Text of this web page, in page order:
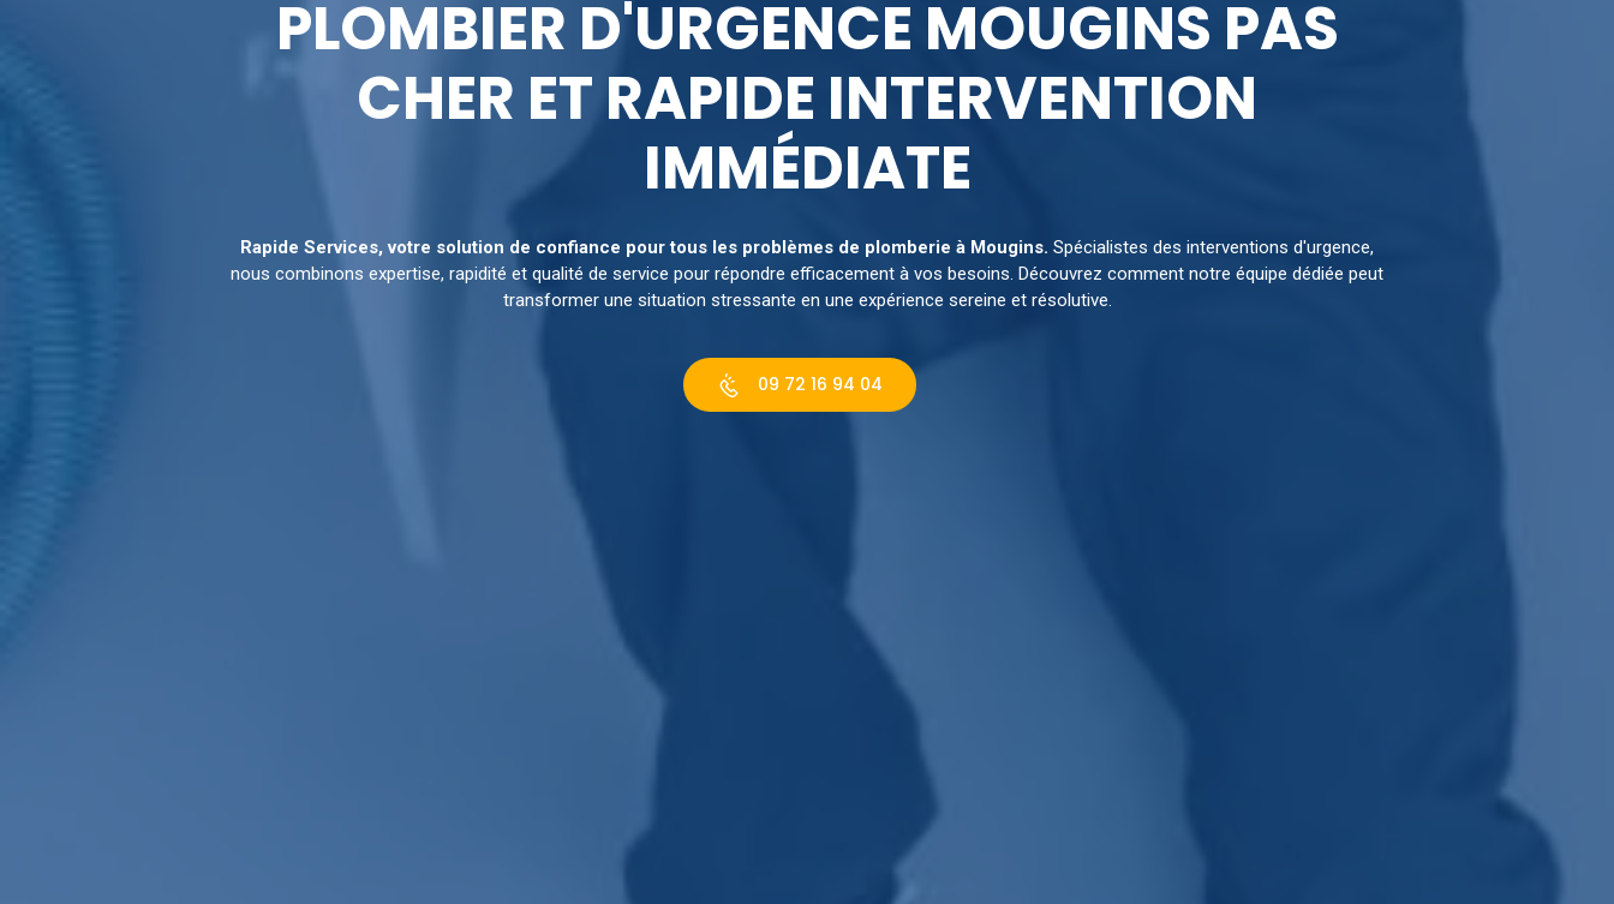
PLOMBIER D'URGENCE MOUGINS PAS
CHER ET RAPIDE INTERVENTION
IMMÉDIATE
Rapide Services, votre solution de confiance pour tous les problèmes de plomberie à Mougins. Spécialistes des interventions d'urgence,
nous combinons expertise, rapidité et qualité de service pour répondre efficacement à vos besoins. Découvrez comment notre équipe dédiée peut
transformer une situation stressante en une expérience sereine et résolutive.
09 72 16 94 04